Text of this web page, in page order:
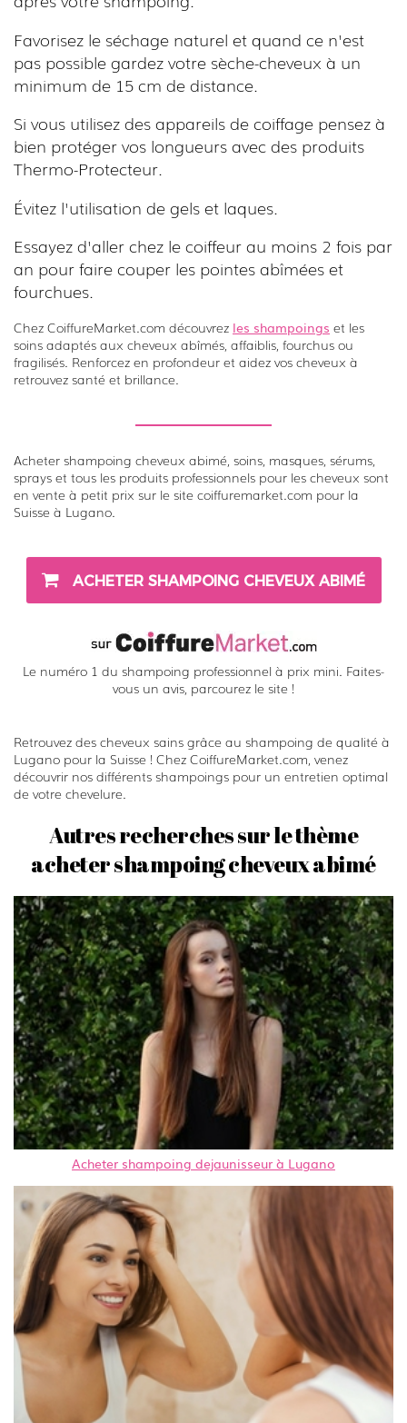
Favorisez le séchage naturel et quand ce n'est
pas possible gardez votre sèche-cheveux à un
minimum de 15 cm de distance.
Si vous utilisez des appareils de coiffage pensez à
bien protéger vos longueurs avec des produits
Thermo-Protecteur.
Évitez l'utilisation de gels et laques.
Essayez d'aller chez le coiffeur au moins 2 fois par
an pour faire couper les pointes abîmées et
fourchues.
Chez CoiffureMarket.com découvrez les shampoings et les
soins adaptés aux cheveux abîmés, affaiblis, fourchus ou
fragilisés. Renforcez en profondeur et aidez vos cheveux à
retrouvez santé et brillance.
Acheter shampoing cheveux abimé, soins, masques, sérums,
sprays et tous les produits professionnels pour les cheveux sont
en vente à petit prix sur le site coiffuremarket.com pour la
Suisse à Lugano.
ACHETER SHAMPOING CHEVEUX ABIMÉ
Le numéro 1 du shampoing professionnel à prix mini. Faites-
vous un avis, parcourez le site !
Retrouvez des cheveux sains grâce au shampoing de qualité à
Lugano pour la Suisse ! Chez CoiffureMarket.com, venez
découvrir nos différents shampoings pour un entretien optimal
de votre chevelure.
Autres recherches sur le thème
acheter shampoing cheveux abimé
Acheter shampoing dejaunisseur à Lugano